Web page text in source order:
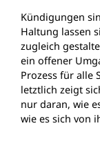
Kündigungen
Haltung lassen
zugleich
ein offener
Prozess für alle
letztlich zeigt
nur daran, wie
wie es sich von